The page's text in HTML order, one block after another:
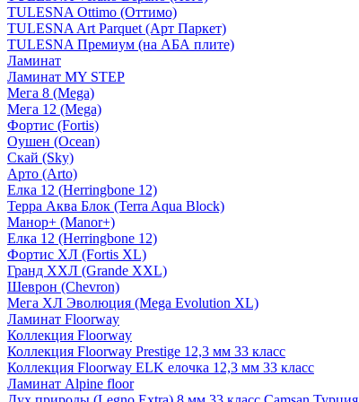
TULESNA Ottimo (Оттимо)
TULESNA Art Parquet (Арт Паркет)
TULESNA Премиум (на АБА плите)
Ламинат
Ламинат MY STEP
Мега 8 (Mega)
Мега 12 (Mega)
Фортис (Fortis)
Оушен (Ocean)
Скай (Sky)
Арто (Arto)
Елка 12 (Herringbone 12)
Терра Аква Блок (Terra Aqua Block)
Манор+ (Manor+)
Елка 12 (Herringbone 12)
Фортис ХЛ (Fortis XL)
Гранд ХХЛ (Grande XXL)
Шеврон (Chevron)
Мега ХЛ Эволюция (Mega Evolution XL)
Ламинат Floorway
Коллекция Floorway
Коллекция Floorway Prestige 12,3 мм 33 класс
Коллекция Floorway ELK елочка 12,3 мм 33 класс
Ламинат Alpine floor